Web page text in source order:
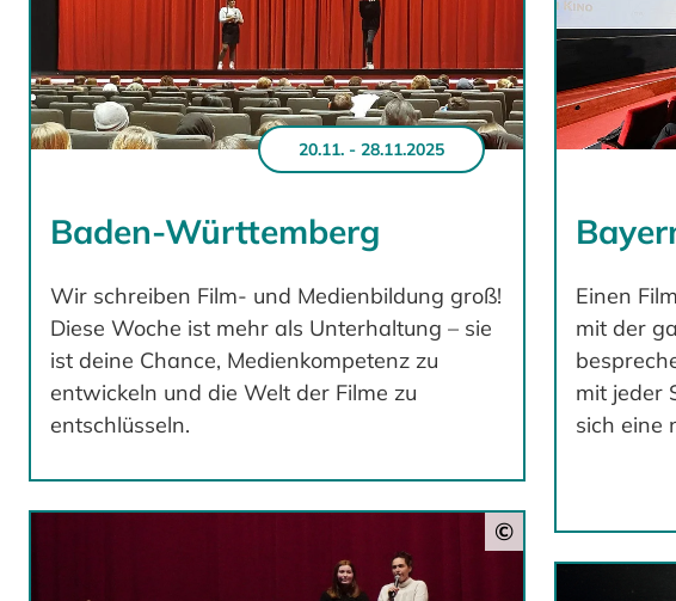
20.11. - 28.11.2025
Baden-Württemberg
Wir schreiben Film- und Medienbildung groß!
Diese Woche ist mehr als Unterhaltung – sie
ist deine Chance, Medienkompetenz zu
entwickeln und die Welt der Filme zu
entschlüsseln.
Einen
mit der
mit jeder
sich eine
©